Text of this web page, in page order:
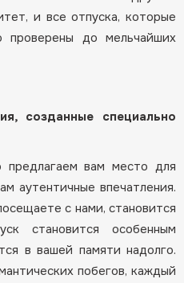
и все отпуска, которые
проверены до мельчайших
созданные специально
вам место для
аутентичные впечатления.
с нами, становится
становится особенным
в вашей памяти надолго.
побегов, каждый